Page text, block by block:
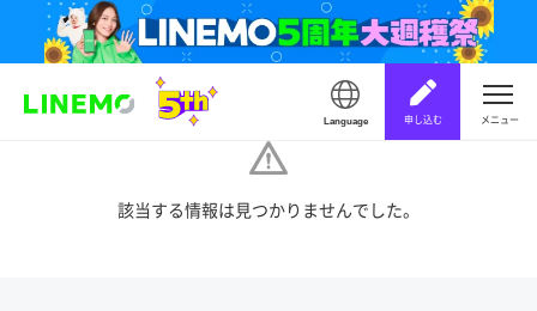
Language 申し込む メニュー
該当する情報は見つかりませんでした。